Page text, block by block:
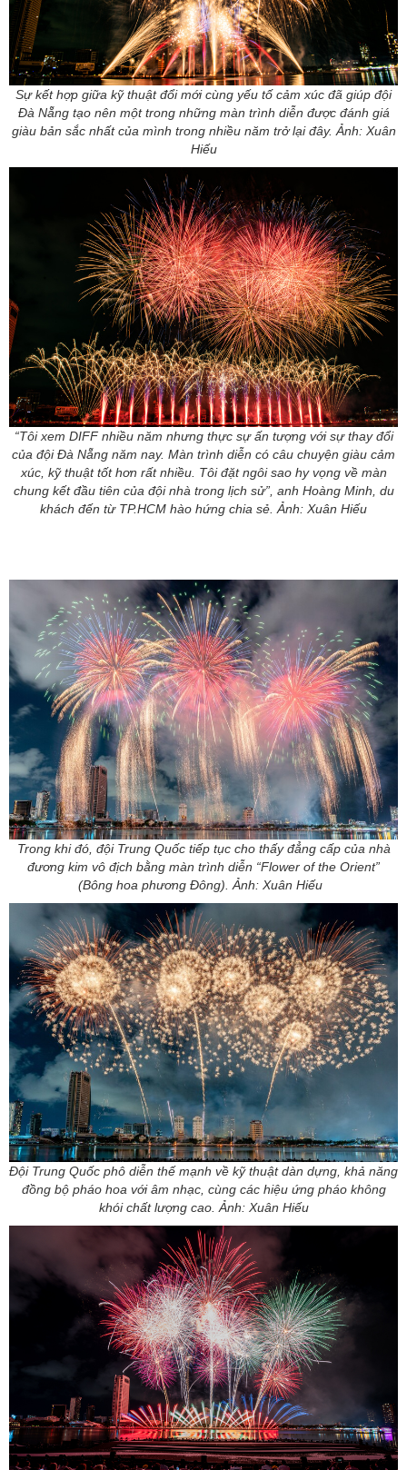
Sự kết hợp giữa kỹ thuật đổi mới cùng yếu tố cảm xúc đã giúp đội
Đà Nẵng tạo nên một trong những màn trình diễn được đánh giá
giàu bản sắc nhất của mình trong nhiều năm trở lại đây. Ảnh: Xuân
Hiếu
“Tôi xem DIFF nhiều năm nhưng thực sự ấn tượng với sự thay đổi
của đội Đà Nẵng năm nay. Màn trình diễn có câu chuyện giàu cảm
xúc, kỹ thuật tốt hơn rất nhiều. Tôi đặt ngôi sao hy vọng về màn
chung kết đầu tiên của đội nhà trong lịch sử”, anh Hoàng Minh, du
khách đến từ TP.HCM hào hứng chia sẻ. Ảnh: Xuân Hiếu
Trong khi đó, đội Trung Quốc tiếp tục cho thấy đẳng cấp của nhà
đương kim vô địch bằng màn trình diễn “Flower of the Orient”
(Bông hoa phương Đông). Ảnh: Xuân Hiếu
Đội Trung Quốc phô diễn thế mạnh về kỹ thuật dàn dựng, khả năng
đồng bộ pháo hoa với âm nhạc, cùng các hiệu ứng pháo không
khói chất lượng cao. Ảnh: Xuân Hiếu